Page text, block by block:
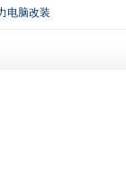
电脑改装